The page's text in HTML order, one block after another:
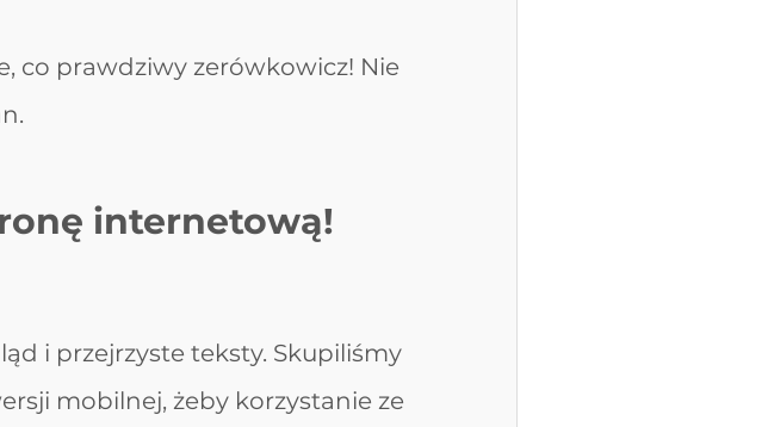
co prawdziwy zerówkowicz! Nie
internetową!
i przejrzyste teksty. Skupiliśmy
mobilnej, żeby korzystanie ze